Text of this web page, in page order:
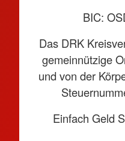
BIC:
Das DRK
gemeinnützige
und von der
Einfach Geld